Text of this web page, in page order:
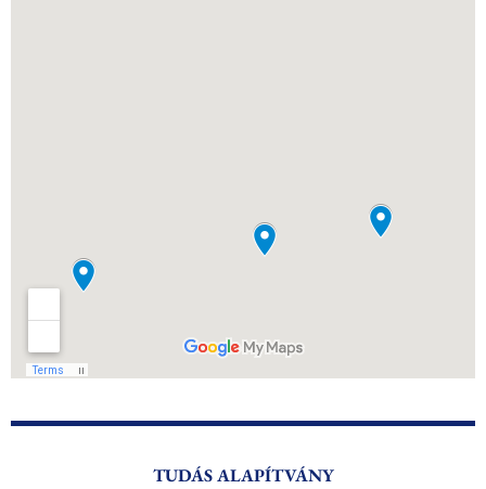
TUDÁS ALAPÍTVÁNY